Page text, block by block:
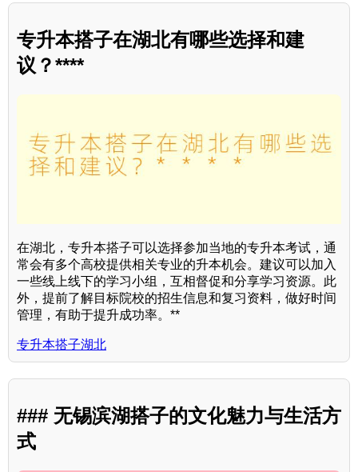
专升本搭子在湖北有哪些选择和建
议？****
在湖北，专升本搭子可以选择参加当地的专升本考试，通
常会有多个高校提供相关专业的升本机会。建议可以加入
一些线上线下的学习小组，互相督促和分享学习资源。此
外，提前了解目标院校的招生信息和复习资料，做好时间
管理，有助于提升成功率。**
专升本搭子湖北
### 无锡滨湖搭子的文化魅力与生活方
式